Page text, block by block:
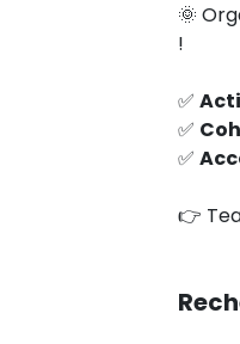
🌞
!
✅
✅
✅
👉